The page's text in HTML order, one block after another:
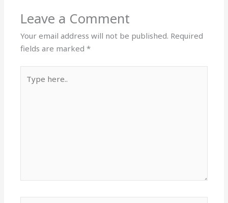
Leave a Comment
Your email address will not be published. Required
fields are marked*
here..